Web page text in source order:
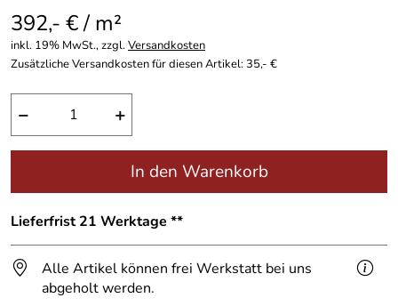
392,- € / m²
inkl. 19% MwSt., zzgl.Versandkosten
Zusätzliche Versandkosten für diesen Artikel: 35,- €
− +
In den Warenkorb
Lieferfrist 21 Werktage **
Alle Artikel können frei Werkstatt bei uns
abgeholt werden.